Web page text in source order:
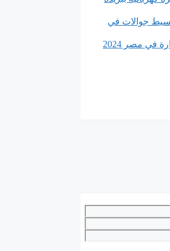
جوالات في
مصر 2024